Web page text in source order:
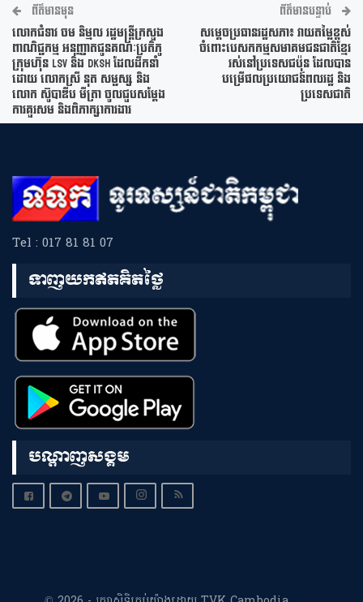
ព័ត៌មានមុន
លោកជំទាវ ចម និម្មល រដ្ឋមន្រ្តីក្រសួង
ពាណិជ្ជកម្ម អនុញ្ញាតជូនគណៈប្រតិភូ
ក្រុមហ៊ុន LSV និង DKSH ដែលដឹកនាំ
ដោយ លោកស្រី នុត សម្ជស្ស និង
លោក ស៊ូបាឌីប មីត្រា ចូលជួបសម្តែង
ការគួរសម និងពិភាក្សាការងារ
ព័ត៌មានបន្ទាប់
សម្តេចប្រធានរដ្ឋសភា៖ វាយតម្លៃខ្ពស់
ចំពោះបេសកកម្មសមាគមជនជាតិខ្មែរ
រស់នៅប្រទេសជប៉ុន ដែលបាន
បម្រើផលប្រយោជន៍ពលរដ្ឋ និង
ប្រទេសជាតិ
Tel : 017 81 81 07
ទាញយកឥតគិតថ្លៃ
បណ្តាញសង្គម